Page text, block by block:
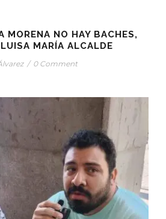
MORENA NO HAY BACHES,
MARÍA ALCALDE
/ 0 Comment